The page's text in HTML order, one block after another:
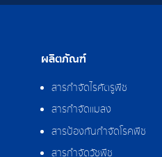
ผลิตภัณฑ์
สารกำจัดไรศัตรูพืช
สารกำจัดแมลง
สารป้องกันกำจัดโรคพืช
สารกำจัดวัชพืช